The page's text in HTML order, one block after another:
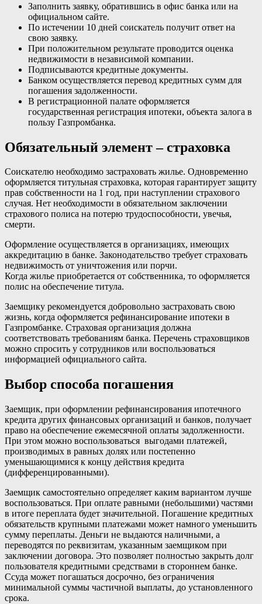
Заполнить заявку, обратившись в офис банка или на
официальном сайте.
По истечении 10 дней соискатель получит ответ на
свою заявку.
При положительном результате проводится оценка
недвижимости в независимой компании.
Подписываются кредитные документы.
Банком осуществляется перевод кредитных сумм для
погашения задолженности.
В регистрационной палате оформляется
государственная регистрация ипотеки, объекта залога в
пользу Газпромбанка.
Обязательный элемент – страховка
Соискателю необходимо застраховать жилье. Одновременно
оформляется титульная страховка, которая гарантирует защиту
прав собственности на 1 год, при наступлении страхового
случая. Нет необходимости в обязательном заключении
страхового полиса на потерю трудоспособности, увечья,
смерти.
Оформление осуществляется в организациях, имеющих
аккредитацию в банке. Законодательство требует страховать
недвижимость от уничтожения или порчи.
Когда жилье приобретается от собственника, то оформляется
полис на обеспечение титула.
Заемщику рекомендуется добровольно застраховать свою
жизнь, когда оформляется рефинансирование ипотеки в
Газпромбанке. Страховая организация должна
соответствовать требованиям банка. Перечень страховщиков
можно спросить у сотрудников или воспользоваться
информацией официального сайта.
Выбор способа погашения
Заемщик, при оформлении рефинансирования ипотечного
кредита других финансовых организаций и банков, получает
право на обеспечение ежемесячной оплаты задолженности.
При этом можно воспользоваться выгодами платежей,
производимых в равных долях или постепенно
уменьшающимися к концу действия кредита
(дифференцированными).
Заемщик самостоятельно определяет каким вариантом лучше
воспользоваться. При оплате равными (небольшими) частями
в итоге переплата будет значительной. Погашение кредитных
обязательств крупными платежами может намного уменьшить
сумму переплаты. Деньги не выдаются наличными, а
переводятся по реквизитам, указанным заемщиком при
заключении договора. Это позволяет полностью закрыть долг
пользователя кредитными средствами в стороннем банке.
Ссуда может погашаться досрочно, без ограничения
минимальной суммы частичной выплаты, до установленного
срока.